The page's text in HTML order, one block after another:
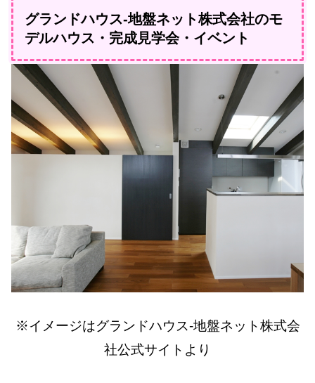
グランドハウス-地盤ネット株式会社のモ
デルハウス・完成見学会・イベント
※イメージはグランドハウス-地盤ネット株式会
社公式サイトより